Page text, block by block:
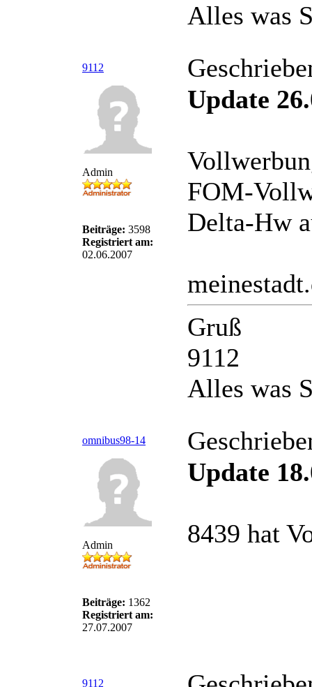
Alles was
9112
Admin
Beiträge: 3598
Registriert am:
02.06.2007
Update
FOM-
Delta-Hw
Gruß
9112
Alles was
omnibus98-14
Admin
Beiträge: 1362
Registriert am:
27.07.2007
Update
8439 hat
9112